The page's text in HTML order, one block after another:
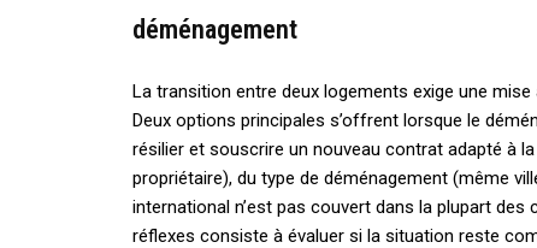
déménagement
La transition entre deux logements exige une
Deux options principales s’offrent lorsque le
résilier et souscrire un nouveau contrat adapté à
propriétaire), du type de déménagement (même
international n’est pas couvert dans la plupart
réflexes consiste à évaluer si la situation reste